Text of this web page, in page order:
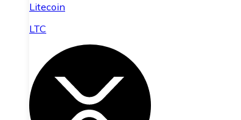
Litecoin
LTC